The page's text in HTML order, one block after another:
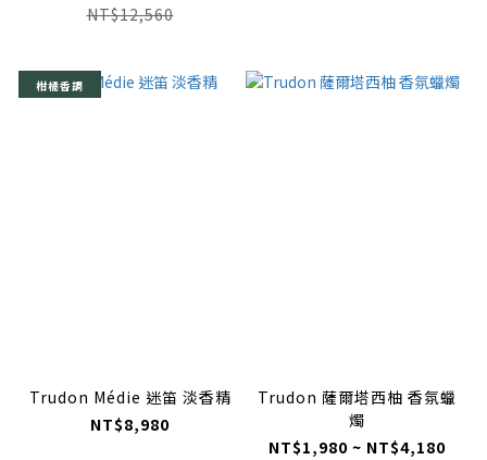
NT$12,560
柑橘香調
Trudon Médie 迷笛 淡香精
NT$8,980
Trudon 薩爾塔西柚 香氛蠟
燭
NT$1,980 ~ NT$4,180